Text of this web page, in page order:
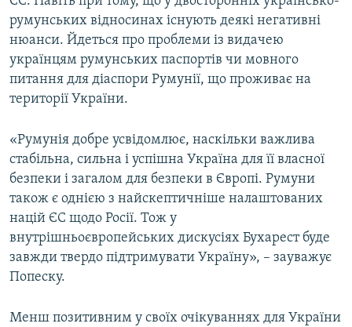
румунських відносинах існують деякі негативні
нюанси. Йдеться про проблеми із видачею
українцям румунських паспортів чи мовного
питання для діаспори Румунії, що проживає на
території України.
«Румунія добре усвідомлює, наскільки важлива
стабільна, сильна і успішна Україна для її власної
безпеки і загалом для безпеки в Європі. Румуни
також є однією з найскептичніше налаштованих
націй ЄС щодо Росії. Тож у
внутрішньоєвропейських дискусіях Бухарест буде
завжди твердо підтримувати Україну», – зауважує
Попеску.
Менш позитивним у своїх очікуваннях для України